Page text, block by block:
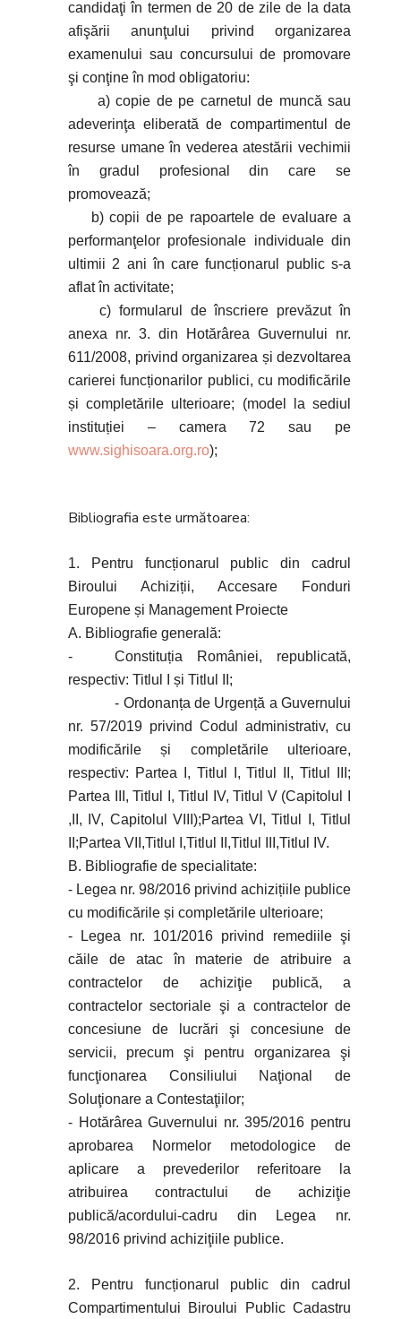
candidaţi în termen de 20 de zile de la data
afişării anunţului privind organizarea
examenului sau concursului de promovare
şi conţine în mod obligatoriu:
a) copie de pe carnetul de muncă sau
adeverinţa eliberată de compartimentul de
resurse umane în vederea atestării vechimii
în gradul profesional din care se
promovează;
b) copii de pe rapoartele de evaluare a
performanţelor profesionale individuale din
ultimii 2 ani în care funcționarul public s-a
aflat în activitate;
c) formularul de înscriere prevăzut în
anexa nr. 3. din Hotărârea Guvernului nr.
611/2008, privind organizarea și dezvoltarea
carierei funcționarilor publici, cu modificările
și completările ulterioare; (model la sediul
instituției – camera 72 sau pe
www.sighisoara.org.ro);
Bibliografia este următoarea:
1. Pentru funcționarul public din cadrul
Biroului Achiziții, Accesare Fonduri
Europene și Management Proiecte
A. Bibliografie generală:
- Constituția României, republicată,
respectiv: Titlul I și Titlul II;
- Ordonanța de Urgență a Guvernului
nr. 57/2019 privind Codul administrativ, cu
modificările și completările ulterioare,
respectiv: Partea I, Titlul I, Titlul II, Titlul III;
Partea III, Titlul I, Titlul IV, Titlul V (Capitolul I
,II, IV, Capitolul VIII);Partea VI, Titlul I, Titlul
II;Partea VII,Titlul I,Titlul II,Titlul III,Titlul IV.
B. Bibliografie de specialitate:
- Legea nr. 98/2016 privind achizițiile publice
cu modificările și completările ulterioare;
- Legea nr. 101/2016 privind remediile şi
căile de atac în materie de atribuire a
contractelor de achiziţie publică, a
contractelor sectoriale şi a contractelor de
concesiune de lucrări şi concesiune de
servicii, precum şi pentru organizarea şi
funcţionarea Consiliului Naţional de
Soluţionare a Contestaţiilor;
- Hotărârea Guvernului nr. 395/2016 pentru
aprobarea Normelor metodologice de
aplicare a prevederilor referitoare la
atribuirea contractului de achiziţie
publică/acordului-cadru din Legea nr.
98/2016 privind achiziţiile publice.
2. Pentru funcționarul public din cadrul
Compartimentului Biroului Public Cadastru